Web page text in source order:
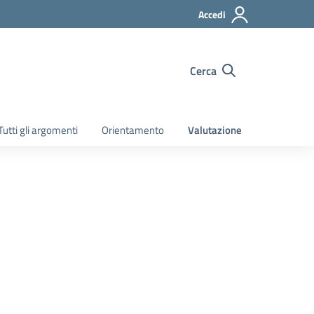
Accedi
Cerca
gli argomenti Orientamento Valutazione